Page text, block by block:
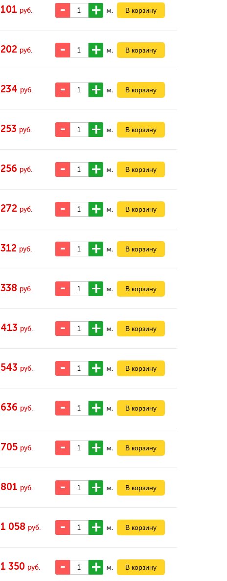
101 руб. м.
202 руб. м.
234 руб. м.
253 руб. м.
256 руб. м.
272 руб. м.
312 руб. м.
338 руб. м.
413 руб. м.
543 руб. м.
636 руб. м.
705 руб. м.
801 руб. м.
1 058 руб. м.
1 350 руб. м.